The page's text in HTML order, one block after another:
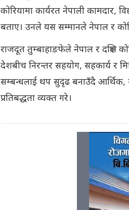
कोरियामा कार्यरत नेपाली कामदार,
बताए। उनले यस सम्मानले नेपाल र
राजदूत तुम्बाहाङफेले नेपाल र दक्षिण
देशबीच निरन्तर सहयोग, सहकार्य र
सम्बन्धलाई थप सुदृढ बनाउँदै आर्थिक,
प्रतिबद्धता व्यक्त गरे।